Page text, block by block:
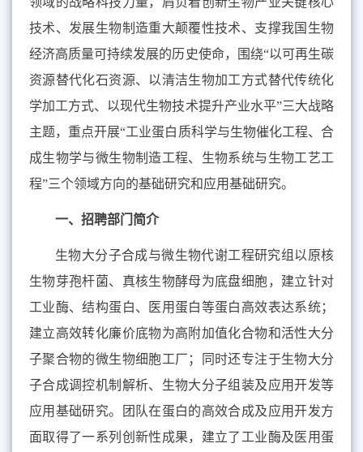
技术、发展生物制造重大颠覆性技术、支撑我国生物
经济高质量可持续发展的历史使命，围绕“以可再生碳
资源替代化石资源、以清洁生物加工方式替代传统化
学加工方式、以现代生物技术提升产业水平”三大战略
主题，重点开展“工业蛋白质科学与生物催化工程、合
成生物学与微生物制造工程、生物系统与生物工艺工
程”三个领域方向的基础研究和应用基础研究。
一、招聘部门简介
生物大分子合成与微生物代谢工程研究组以原核
生物芽孢杆菌、真核生物酵母为底盘细胞，建立针对
工业酶、结构蛋白、医用蛋白等蛋白高效表达系统；
建立高效转化廉价底物为高附加值化合物和活性大分
子聚合物的微生物细胞工厂；同时还专注于生物大分
子合成调控机制解析、生物大分子组装及应用开发等
应用基础研究。团队在蛋白的高效合成及应用开发方
面取得了一系列创新性成果，建立了工业酶及医用蛋